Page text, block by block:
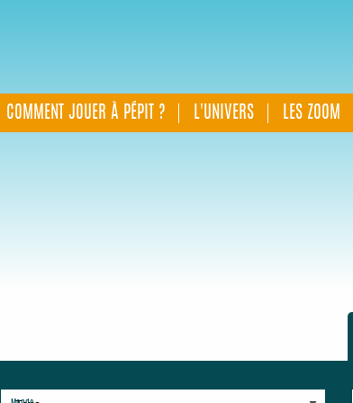
COMMENT JOUER À PÉPIT ? L'UNIVERS LES ZOOM